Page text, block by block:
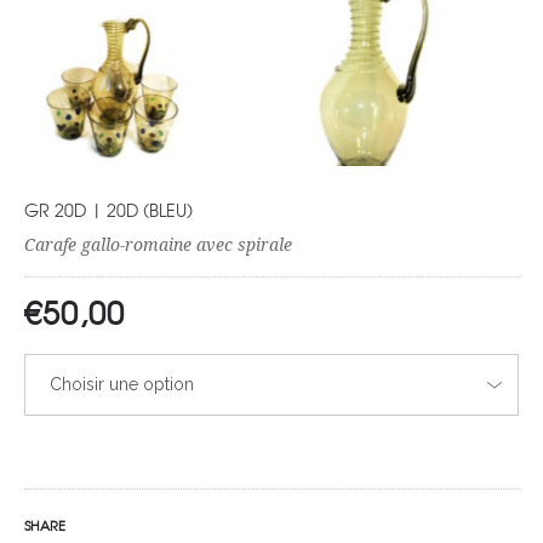
GR 20D | 20D (BLEU)
Carafe gallo-romaine avec spirale
€50,00
Choisir une option
SHARE